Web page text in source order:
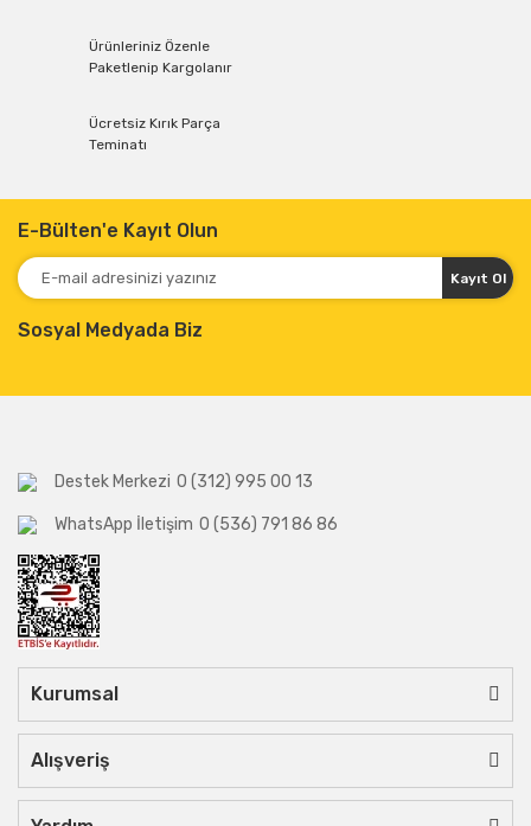
Ürünleriniz Özenle
Paketlenip Kargolanır
Ücretsiz Kırık Parça
Teminatı
E-Bülten'e Kayıt Olun
Kayıt Ol
Sosyal Medyada Biz
Destek Merkezi 0 (312) 995 00 13
WhatsApp İletişim 0 (536) 791 86 86
Kurumsal
Alışveriş